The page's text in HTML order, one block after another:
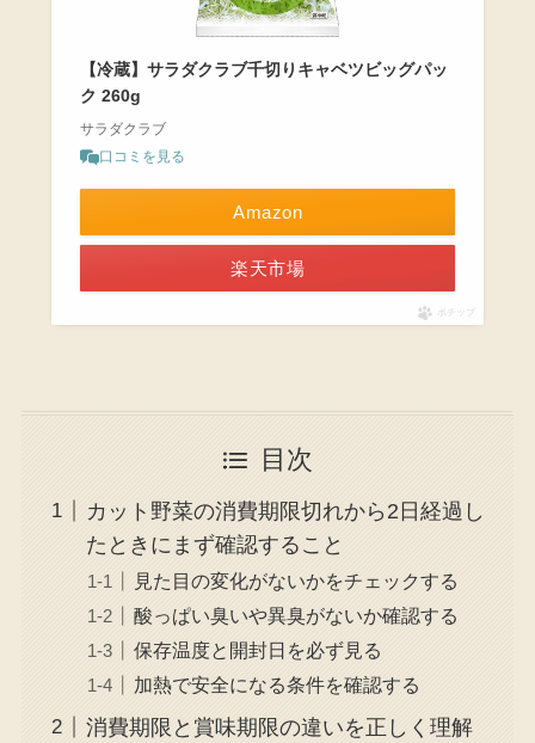
【冷蔵】サラダクラブ千切りキャベツビッグパッ
ク 260g
サラダクラブ
口コミを見る
Amazon
楽天市場
ポチップ
目次
カット野菜の消費期限切れから2日経過し
たときにまず確認すること
見た目の変化がないかをチェックする
酸っぱい臭いや異臭がないか確認する
保存温度と開封日を必ず見る
加熱で安全になる条件を確認する
消費期限と賞味期限の違いを正しく理解